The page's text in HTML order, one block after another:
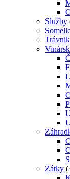
Služby
Trávnik
Zátky